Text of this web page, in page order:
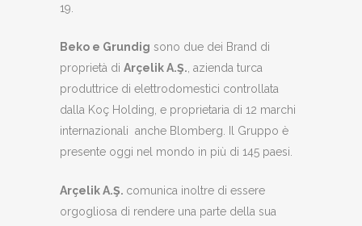
19.
Beko e Grundig sono due dei Brand di
proprietà di Arçelik A.Ş. , azienda turca
produttrice di elettrodomestici controllata
dalla Koç Holding, e proprietaria di 12 marchi
internazionali anche Blomberg. Il Gruppo è
presente oggi nel mondo in più di 145 paesi.
Arçelik A.Ş. comunica inoltre di essere
orgogliosa di rendere una parte della sua